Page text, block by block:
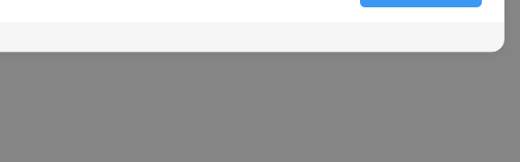
ให้สามารถใช้ชีวิตได้อย่างเต็มศักยภาพและมีความสุขที่ยั่งยืน